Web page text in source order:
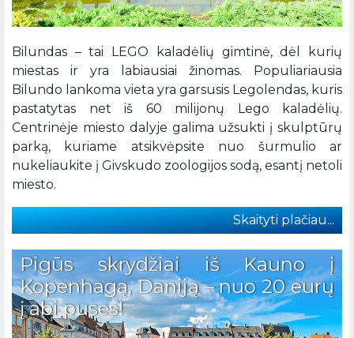
Bilundas – tai LEGO kaladėlių gimtinė, dėl kurių
miestas ir yra labiausiai žinomas. Populiariausia
Bilundo lankoma vieta yra garsusis Legolendas, kuris
pastatytas net iš 60 milijonų Lego kaladėlių.
Centrinėje miesto dalyje galima užsukti į skulptūrų
parką, kuriame atsikvėpsite nuo šurmulio ar
nukeliaukite į Givskudo zoologijos sodą, esantį netoli
miesto.
Skaityti plačiau...
Pigūs skrydžiai iš Kauno į
Kopenhagą, Daniją – nuo 20 eurų
į abi puses!